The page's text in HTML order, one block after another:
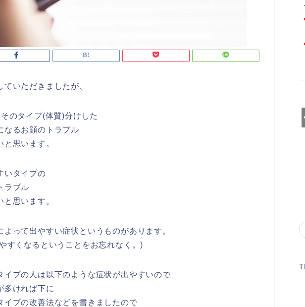
いただきましたが、
のタイプ(体質)分けした
なるお顔のトラブル
思います。
いタイプの
ラブル
思います。
って出やすい症状というものがあります。
すくなるということをお忘れなく。)
イプの人は以下のような症状が出やすいので
多ければ下に
イプの改善法などを書きましたので